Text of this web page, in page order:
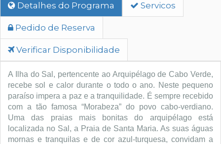
Detalhes do Programa Servicos
Pedido de Reserva
Verificar Disponibilidade
A Ilha do Sal, pertencente ao Arquipélago de Cabo Verde,
recebe sol e calor durante o todo o ano. Neste pequeno
paraíso impera a paz e a tranquilidade. É sempre recebido
com a tão famosa “Morabeza” do povo cabo-verdiano.
Uma das praias mais bonitas do arquipélago está
localizada no Sal, a Praia de Santa Maria. As suas águas
mornas e tranquilas e de cor azul-turquesa, convidam a